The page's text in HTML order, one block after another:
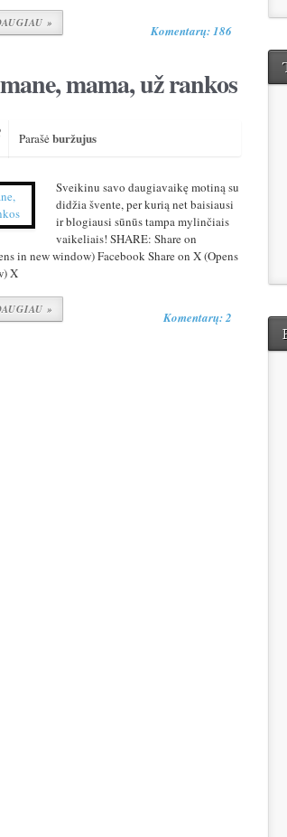
» Komentarų: 186
mama, už rankos
Parašėburžujus
Sveikinu savo daugiavaikę motiną su
didžia švente, per kurią net baisiausi
ir blogiausi sūnūs tampa mylinčiais
vaikeliais! SHARE: Share on
in new window) Facebook Share on X (Opens
X
» Komentarų: 2